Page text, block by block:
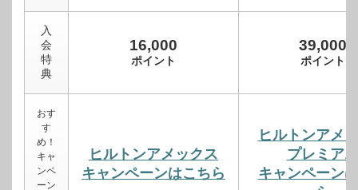
入
会
特
典
16,000
ポイント
39,000
ポイント
おす
す
め！
キャ
ンペ
ーン
ヒルトンアメックス
キャンペーンはこちら
ヒルトンアメ
プレミアム
キャンペーン